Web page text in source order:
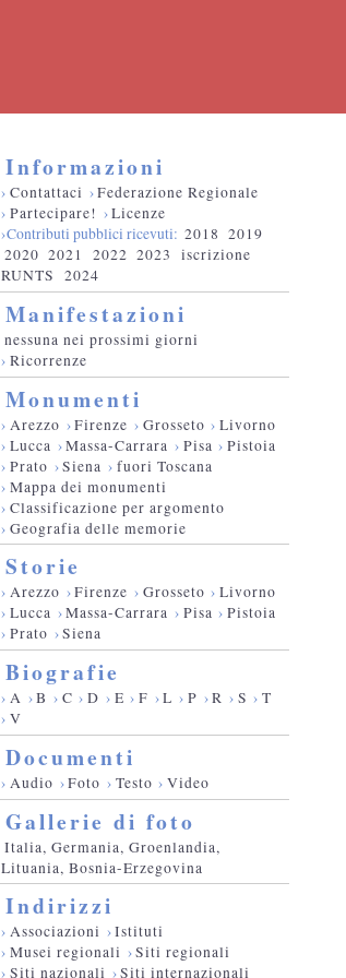
Informazioni
› Contattaci ›Federazione Regionale
› Partecipare! ›Licenze
›Contributi pubblici ricevuti: 2018 2019
2020 2021 2022 2023
iscrizione
RUNTS
2024
Manifestazioni
nessuna nei prossimi giorni
› Ricorrenze
Monumenti
› Arezzo ›Firenze › Grosseto › Livorno
› Lucca ›Massa-Carrara › Pisa › Pistoia
› Prato ›Siena › fuori Toscana
› Mappa dei monumenti
› Classificazione per argomento
› Geografia delle memorie
Storie
› Arezzo ›Firenze › Grosseto › Livorno
› Lucca ›Massa-Carrara › Pisa › Pistoia
› Prato ›Siena
Biografie
› A ›B › C › D › E › F ›L › P ›R › S › T
› V
Documenti
› Audio ›Foto › Testo › Video
Gallerie di foto
Italia, Germania, Groenlandia,
Lituania, Bosnia-Erzegovina
Indirizzi
› Associazioni ›Istituti
› Musei regionali ›Siti regionali
› Siti nazionali ›Siti internazionali